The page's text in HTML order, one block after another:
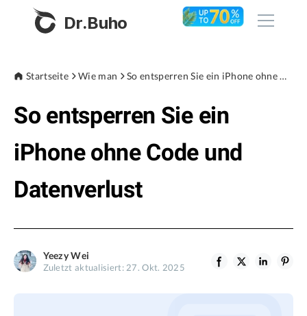
Dr.Buho
Produkte
BuhoCleaner
BuhoRepair
BuhoLaunchpad
Store
Blog
Startseite Wie man So entsperren Sie ein iPhone ohne Code und Datenverlust
So entsperren Sie ein
iPhone ohne Code und
Datenverlust
Yeezy Wei
Zuletzt aktualisiert: 27. Okt. 2025